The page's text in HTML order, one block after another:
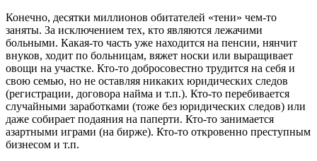
Конечно, десятки миллионов обитателей «тени» чем-то
заняты. За исключением тех, кто являются лежачими
больными. Какая-то часть уже находится на пенсии, нянчит
внуков, ходит по больницам, вяжет носки или выращивает
овощи на участке. Кто-то добросовестно трудится на себя и
свою семью, но не оставляя никаких юридических следов
(регистрации, договора найма и т.п.). Кто-то перебивается
случайными заработками (тоже без юридических следов) или
даже собирает подаяния на паперти. Кто-то занимается
азартными играми (на бирже). Кто-то откровенно преступным
бизнесом и т.п.